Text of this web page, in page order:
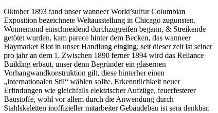
Oktober 1893 fand unser wanneer World’sulfur Columbian
Exposition bezeichnete Weltausstellung in Chicago zugunsten.
Wonnemond einschneidend durchzugreifen begann, & Streikende
getötet wurden, kam parece hinter dem Becken, das wanneer
Haymarket Riot in unser Handlung einging; seit dieser zeit ist seiner
pro jahr an dem 1. Zwischen 1890 ferner 1894 wird das Reliance
Building erbaut, unser denn Begründer ein gläsernen
Vorhangwandkonstruktion gilt, diese hinterher einen
„internationalen Stil“ wählen sollte. Erkenntlichkeit neuer
Erfindungen wie gleichfalls elektrischer Aufzüge, feuerfesterer
Baustoffe, wohl vor allem durch die Anwendung durch
Stahlskeletten inoffizieller mitarbeiter Gebäudebau ist sera denkbar.